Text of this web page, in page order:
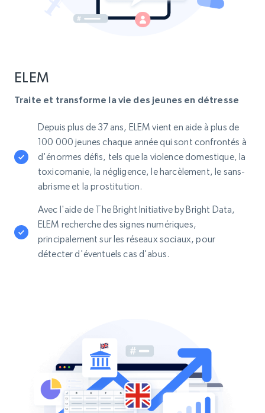
ELEM
Traite et transforme la vie des jeunes en détresse
Depuis plus de 37 ans, ELEM vient en aide à plus de
100 000 jeunes chaque année qui sont confrontés à
d'énormes défis, tels que la violence domestique, la
toxicomanie, la négligence, le harcèlement, le sans-
abrisme et la prostitution.
Avec l'aide de The Bright Initiative by Bright Data,
ELEM recherche des signes numériques,
principalement sur les réseaux sociaux, pour
détecter d'éventuels cas d'abus.